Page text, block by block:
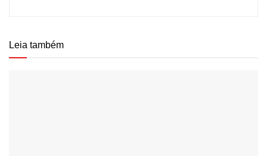
Leia também